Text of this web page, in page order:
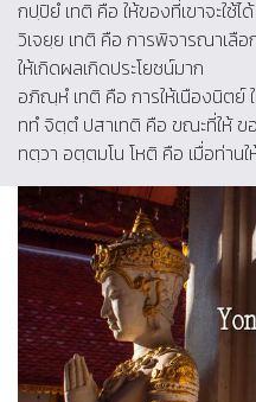
กปฺปิยํ เทติ คือ ให้ของที่เขาจะใช้ได้
วิเจยฺย เทติ คือ การพิจารณาเลื
ให้เกิดผลเกิดประโยชน์มาก
อภิณฺหํ เทติ คือ การให้เนืองนิตย์
ททํ จิตฺตํ ปสาเทติ คือ ขณะที่ให้ ข
ทตฺวา อตฺตมโน โหติ คือ เมื่อท่านใ